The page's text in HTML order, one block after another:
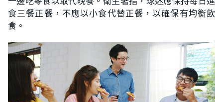
食三餐正餐，不應以小食代替正餐，以確保有均衡飲
食。